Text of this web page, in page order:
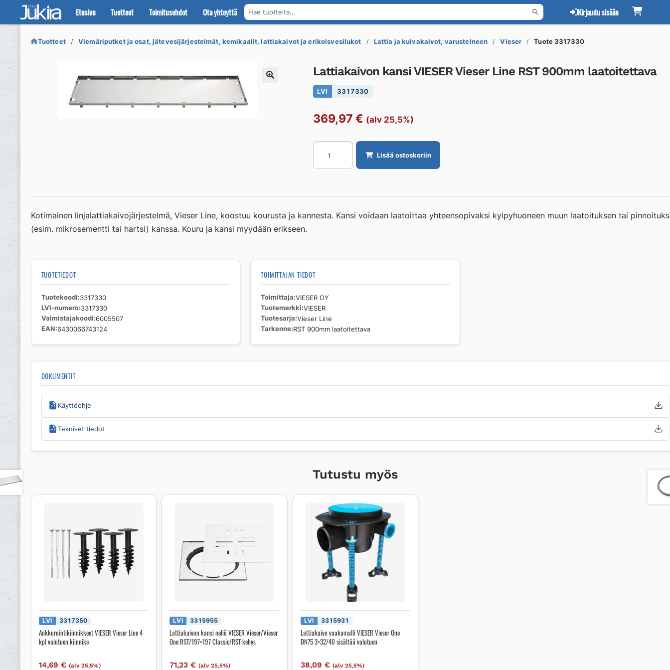
Etusivu Tuotteet Toimitusehdot Ota yhteyttä Hae tuotteita... Kirjaudu sisään
Siirry
navigointiin
Siirry
sisältöön
Tuotteet Viemäriputket ja osat, jätevesijärjestelmät, kemikaalit, lattiakaivot ja erikoisvesilukot Lattia ja kuivakaivot, varusteineen Vieser Tuote 3317330
Lattiakaivon kansi VIESER Vieser Line RST 900mm laatoitettava
LVI 3317330
369,97 € (alv 25,5%)
Lattiakaivon
kansi
VIESER
Line
900mm
Lisää ostoskoriin
Kotimainen linjalattiakaivojärjestelmä, Vieser Line, koostuu kourusta ja kannesta. Kansi voidaan laatoittaa yhteensopivaksi kylpyhuoneen muun laatoituksen tai
(esim. mikrosementti tai hartsi) kanssa. Kouru ja kansi myydään erikseen.
TUOTETIEDOT
Tuotekoodi 3317330
LVI-numero 3317330
Valmistajakoodi 6005507
EAN 6430066743124
TOIMITTAJAN TIEDOT
Toimittaja VIESER OY
Tuotemerkki VIESER
Tuotesarja Vieser Line
Tarkenne RST 900mm laatoitettava
DOKUMENTIT
Käyttöohje
Tekniset tiedot
Tutustu myös
LVI 3317350
Ankkurointikiinnikkeet VIESER Vieser Line 4
kpl valutuen kiinnike
14,69€ (alv 25,5%)
LVI 3315955
Lattiakaivon kansi neliö VIESER Vieser/Vieser
One RST/197×197 Classic/RST kehys
71,23€ (alv 25,5%)
LVI 3315931
Lattiakaivo vaakamalli VIESER Vieser One
DN75 3×32/40 sisältää valutuen
38,09 € (alv 25,5%)